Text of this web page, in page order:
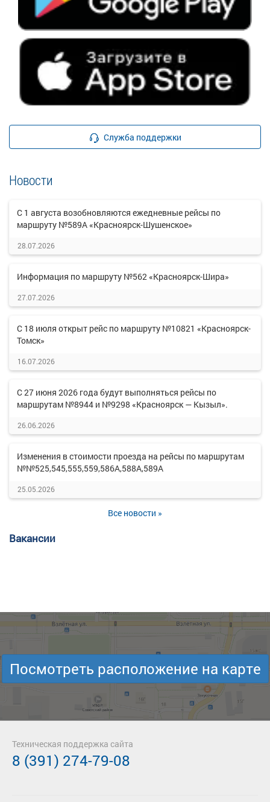
Служба поддержки
Новости
С 1 августа возобновляются ежедневные рейсы по
маршруту №589А «Красноярск-Шушенское»
28.07.2026
Информация по маршруту №562 «Красноярск-Шира»
27.07.2026
С 18 июля открыт рейс по маршруту №10821 «Красноярск-
Томск»
16.07.2026
С 27 июня 2026 года будут выполняться рейсы по
маршрутам №8944 и №9298 «Красноярск — Кызыл».
26.06.2026
Изменения в стоимости проезда на рейсы по маршрутам
№№525,545,555,559,586А,588А,589А
25.05.2026
Все новости »
Вакансии
Посмотреть расположение на карте
Техническая поддержка сайта
8 (391) 274-79-08